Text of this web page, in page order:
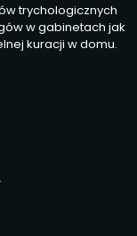
trychologicznych
w gabinetach jak
kuracji w domu.